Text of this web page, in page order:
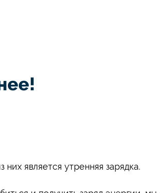
является утренняя зарядка.